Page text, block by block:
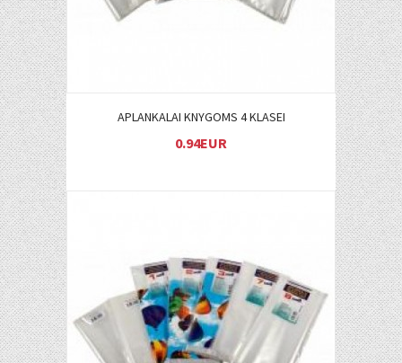
APLANKALAI KNYGOMS 4 KLASEI
0.94EUR
Į KREPŠELĮ